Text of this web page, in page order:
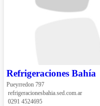
Refrigeraciones Bahía
Pueyrredon 797
refrigeracionesbahia.sed.com.ar
0291 4524695